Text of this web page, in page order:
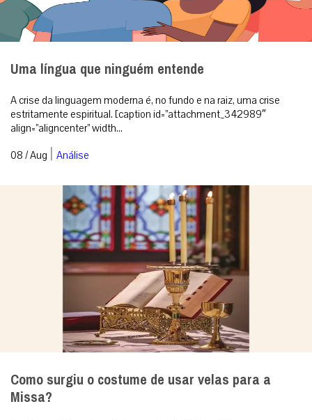
Uma língua que ninguém entende
A crise da linguagem moderna é, no fundo e na raiz, uma crise
estritamente espiritual. [caption id=”attachment_342989″
align=”aligncenter” width...
08 / Aug | Análise
Como surgiu o costume de usar velas para a
Missa?